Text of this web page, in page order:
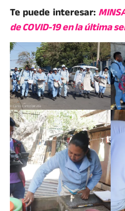
Te puede interesar:
de COVID-19 en la última